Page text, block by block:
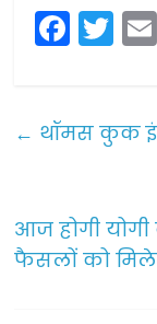
F
e
o
o
k
T
er
← थॉमस कुक
आज होगी
फैसलों को